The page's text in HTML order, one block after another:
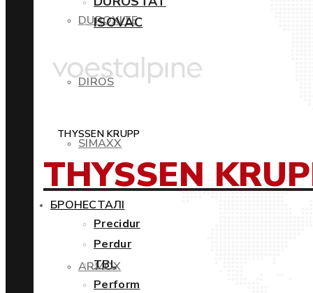
DUROXITE
DIROS
SIMAXX
БРОНЕСТАЛІ
ARMOX
ISOVAC
THYSSEN KRUPP
THYSSEN
Precidur
Perdur
TBL
Perform